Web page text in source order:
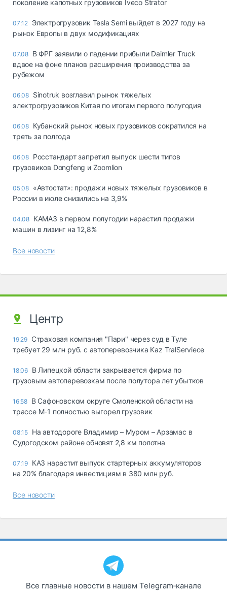
поколение капотных грузовиков Iveco Strator
07:12 Электрогрузовик Tesla Semi выйдет в 2027 году на
рынок Европы в двух модификациях
07.08 В ФРГ заявили о падении прибыли Daimler Truck
вдвое на фоне планов расширения производства за
рубежом
06.08 Sinotruk возглавил рынок тяжелых
электрогрузовиков Китая по итогам первого полугодия
06.08 Кубанский рынок новых грузовиков сократился на
треть за полгода
06.08 Росстандарт запретил выпуск шести типов
грузовиков Dongfeng и Zoomlion
05.08 «Автостат»: продажи новых тяжелых грузовиков в
России в июле снизились на 3,9%
04.08 КАМАЗ в первом полугодии нарастил продажи
машин в лизинг на 12,8%
Все новости
Центр
19:29 Страховая компания "Пари" через суд в Туле
требует 29 млн руб. с автоперевозчика Kaz TralServiece
18:06 В Липецкой области закрывается фирма по
грузовым автоперевозкам после полутора лет убытков
16:58 В Сафоновском округе Смоленской области на
трассе М-1 полностью выгорел грузовик
08:15 На автодороге Владимир – Муром – Арзамас в
Судогодском районе обновят 2,8 км полотна
07:19 КАЗ нарастит выпуск стартерных аккумуляторов
на 20% благодаря инвестициям в 380 млн руб.
Все новости
Все главные новости в нашем Telegram‑канале